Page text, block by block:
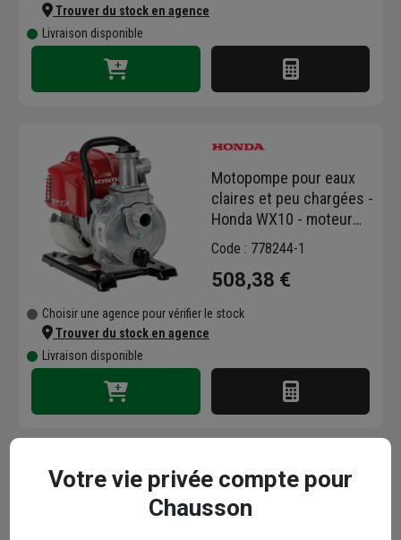
Trouver du stock en agence
Livraison disponible
Motopompe pour eaux
claires et peu chargées -
Honda WX10 - moteur
essence GX25 - débit
Code : 778244-1
508,38 €
Choisir une agence pour vérifier le stock
Trouver du stock en agence
Livraison disponible
Bougie d'allumage pour
groupe électrogène
Votre vie privée compte pour
Chausson